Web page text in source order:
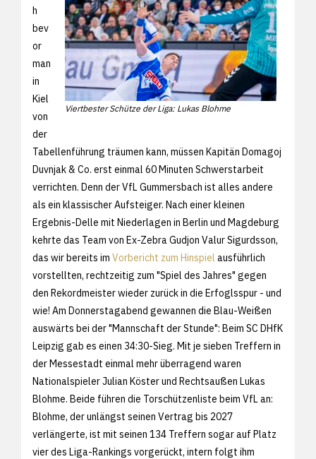
Viertbester Schütze der Liga: Lukas Blohme
h
bev
or
man
in
Kiel
von
der
Tabellenführung träumen kann, müssen Kapitän Domagoj
Duvnjak & Co. erst einmal 60 Minuten Schwerstarbeit
verrichten. Denn der VfL Gummersbach ist alles andere
als ein klassischer Aufsteiger. Nach einer kleinen
Ergebnis-Delle mit Niederlagen in Berlin und Magdeburg
kehrte das Team von Ex-Zebra Gudjon Valur Sigurdsson,
das wir bereits im Vorbericht zum Hinspiel ausführlich
vorstellten, rechtzeitig zum "Spiel des Jahres" gegen
den Rekordmeister wieder zurück in die Erfoglsspur - und
wie! Am Donnerstagabend gewannen die Blau-Weißen
auswärts bei der "Mannschaft der Stunde": Beim SC DHfK
Leipzig gab es einen 34:30-Sieg. Mit je sieben Treffern in
der Messestadt einmal mehr überragend waren
Nationalspieler Julian Köster und Rechtsaußen Lukas
Blohme. Beide führen die Torschützenliste beim VfL an:
Blohme, der unlängst seinen Vertrag bis 2027
verlängerte, ist mit seinen 134 Treffern sogar auf Platz
vier des Liga-Rankings vorgerückt, intern folgt ihm